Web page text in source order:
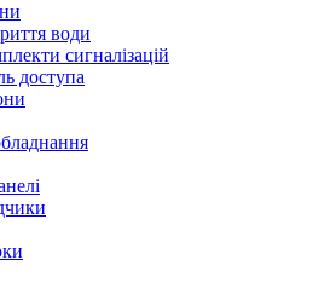
води
сигналізацій
доступа